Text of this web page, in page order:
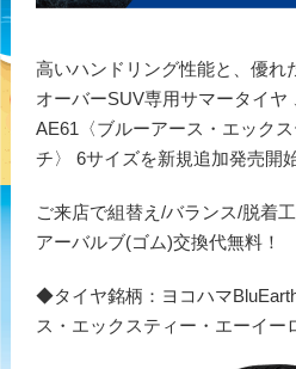
高いハンドリング性能と、優れ
オーバーSUV専用サマータイヤ
AE61〈ブルーアース・エック
チ〉 6サイズを新規追加発売開
ご来店で組替え/バランス/脱着
アーバルブ(ゴム)交換代無料！
◆タイヤ銘柄：ヨコハマ
ス・エックスティー・エーイー